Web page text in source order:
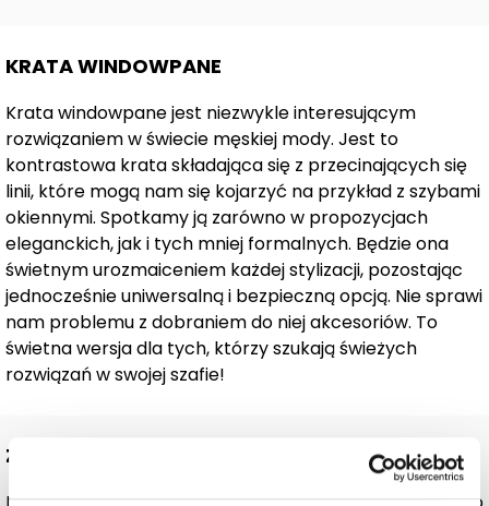
KRATA WINDOWPANE
Krata windowpane jest niezwykle interesującym
rozwiązaniem w świecie męskiej mody. Jest to
kontrastowa krata składająca się z przecinających się
linii, które mogą nam się kojarzyć na przykład z szybami
okiennymi. Spotkamy ją zarówno w propozycjach
eleganckich, jak i tych mniej formalnych. Będzie ona
świetnym urozmaiceniem każdej stylizacji, pozostając
jednocześnie uniwersalną i bezpieczną opcją. Nie sprawi
nam problemu z dobraniem do niej akcesoriów. To
świetna wersja dla tych, którzy szukają świeżych
rozwiązań w swojej szafie!
Z CZYM ZAŁOŻYĆ?